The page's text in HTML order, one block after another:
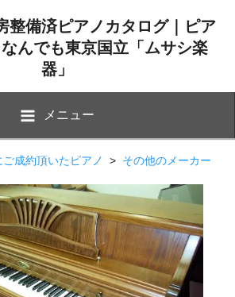
整備済ピアノカタログ｜ピア
んでも東京国立「ムサシ楽
器」
メニュー
成約頂いたピアノ > その他のメーカー